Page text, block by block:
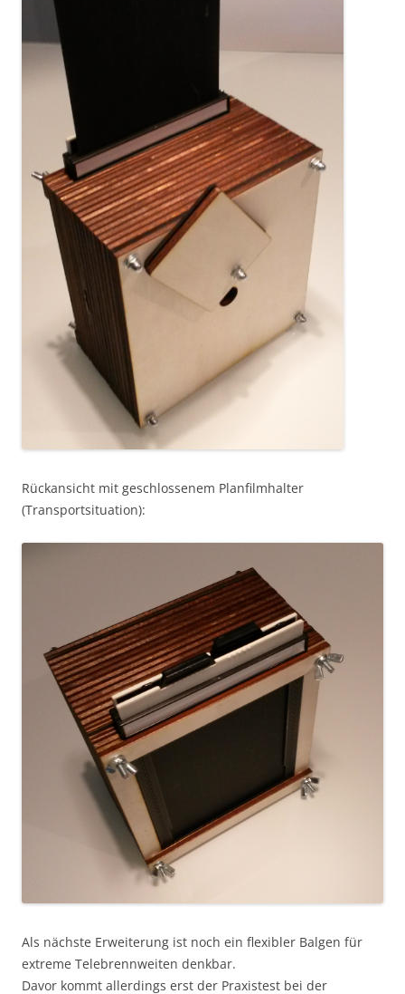
Rückansicht mit geschlossenem Planfilmhalter
(Transportsituation):
Als nächste Erweiterung ist noch ein flexibler Balgen für
extreme Telebrennweiten denkbar.
Davor kommt allerdings erst der Praxistest bei der